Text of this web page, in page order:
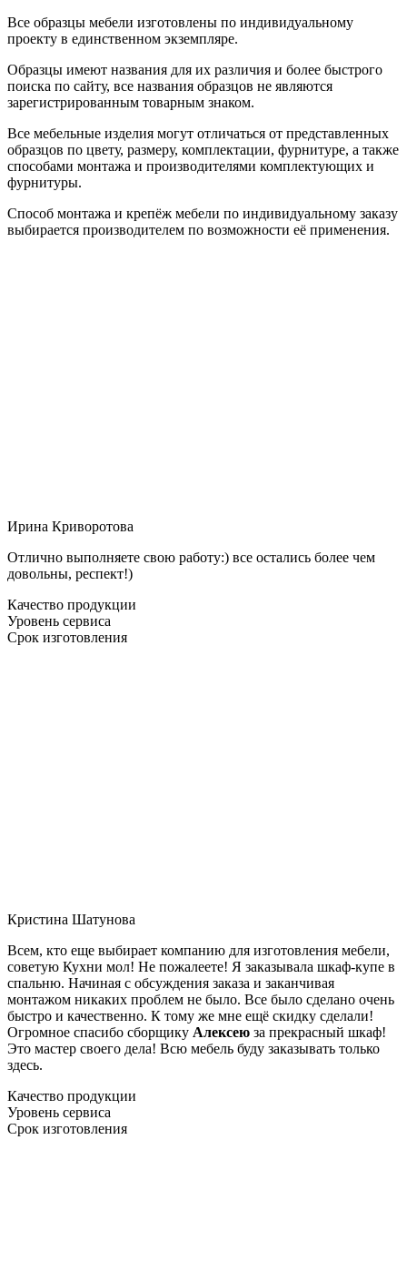
Все образцы мебели изготовлены по индивидуальному
проекту в единственном экземпляре.
Образцы имеют названия для их различия и более быстрого
поиска по сайту, все названия образцов не являются
зарегистрированным товарным знаком.
Все мебельные изделия могут отличаться от представленных
образцов по цвету, размеру, комплектации, фурнитуре, а также
способами монтажа и производителями комплектующих и
фурнитуры.
Способ монтажа и крепёж мебели по индивидуальному заказу
выбирается производителем по возможности её применения.
Ирина Криворотова
Отлично выполняете свою работу:) все остались более чем
довольны, респект!)
Качество продукции
Уровень сервиса
Срок изготовления
Кристина Шатунова
Всем, кто еще выбирает компанию для изготовления мебели,
советую Кухни мол! Не пожалеете! Я заказывала шкаф-купе в
спальню. Начиная с обсуждения заказа и заканчивая
монтажом никаких проблем не было. Все было сделано очень
быстро и качественно. К тому же мне ещё скидку сделали!
Огромное спасибо сборщику Алексею за прекрасный шкаф!
Это мастер своего дела! Всю мебель буду заказывать только
здесь.
Качество продукции
Уровень сервиса
Срок изготовления